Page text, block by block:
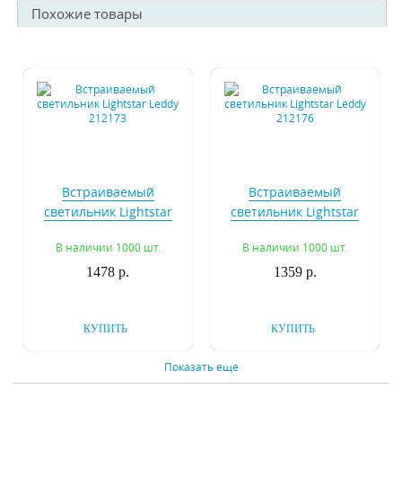
Похожие товары
Встраиваемый
светильник Lightstar
В наличии 1000 шт.
1478 р.
КУПИТЬ
Встраиваемый
светильник Lightstar
В наличии 1000 шт.
1359 р.
КУПИТЬ
Показать еще